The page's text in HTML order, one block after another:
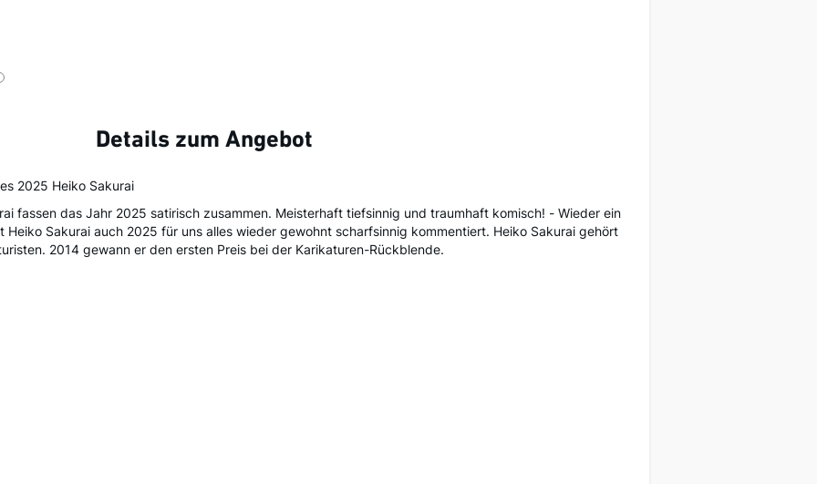
Details zum Angebot
2025 Heiko Sakurai
fassen das Jahr 2025 satirisch zusammen. Meisterhaft tiefsinnig und traumhaft komisch! - Wieder ein
Heiko Sakurai auch 2025 für uns alles wieder gewohnt scharfsinnig kommentiert. Heiko Sakurai gehört
2014 gewann er den ersten Preis bei der Karikaturen-Rückblende.